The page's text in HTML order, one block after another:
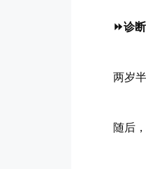
⏩诊
两岁
随后